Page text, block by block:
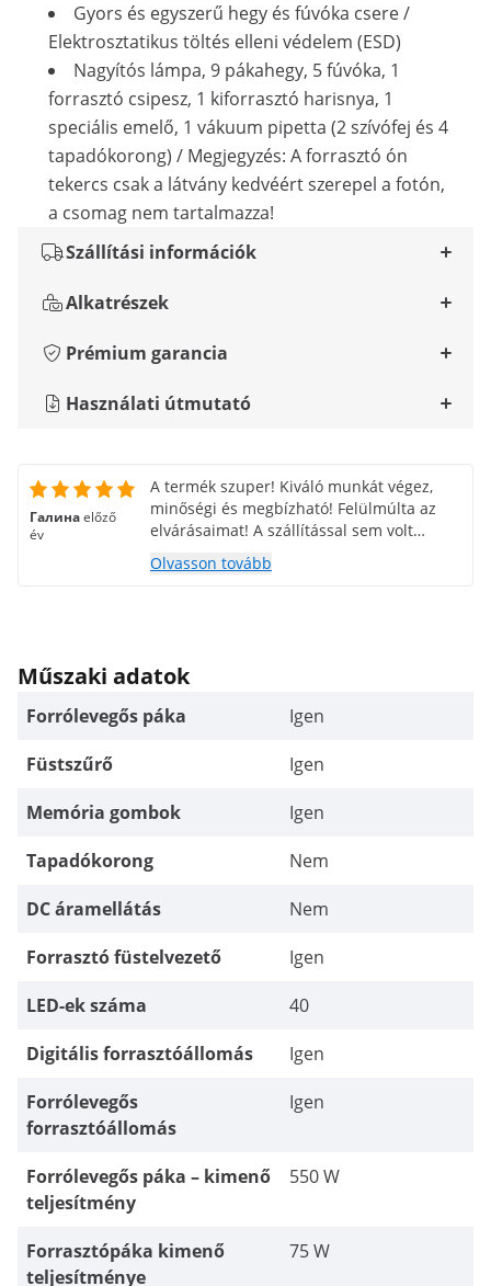
Gyors és egyszerű hegy és fúvóka csere /
Elektrosztatikus töltés elleni védelem (ESD)
Nagyítós lámpa, 9 pákahegy, 5 fúvóka, 1
forrasztó csipesz, 1 kiforrasztó harisnya, 1
speciális emelő, 1 vákuum pipetta (2 szívófej és 4
tapadókorong) / Megjegyzés: A forrasztó ón
tekercs csak a látvány kedvéért szerepel a fotón,
a csomag nem tartalmazza!
Szállítási információk
Alkatrészek
Prémium garancia
Használati útmutató
Галинаelőző
év
A termék szuper! Kiváló munkát végez,
minőségi és megbízható! Felülmúlta az
elvárásaimat! A szállítással sem volt
gondom!
Olvasson tovább
Műszaki adatok
Forrólevegős páka
Igen
Füstszűrő
Igen
Memória gombok
Igen
Tapadókorong
Nem
DC áramellátás
Nem
Forrasztó füstelvezető
Igen
LED-ek száma
40
Digitális forrasztóállomás
Igen
Forrólevegős
forrasztóállomás
Igen
Forrólevegős páka – kimenő
teljesítmény
550 W
Forrasztópáka kimenő
teljesítménye
75 W